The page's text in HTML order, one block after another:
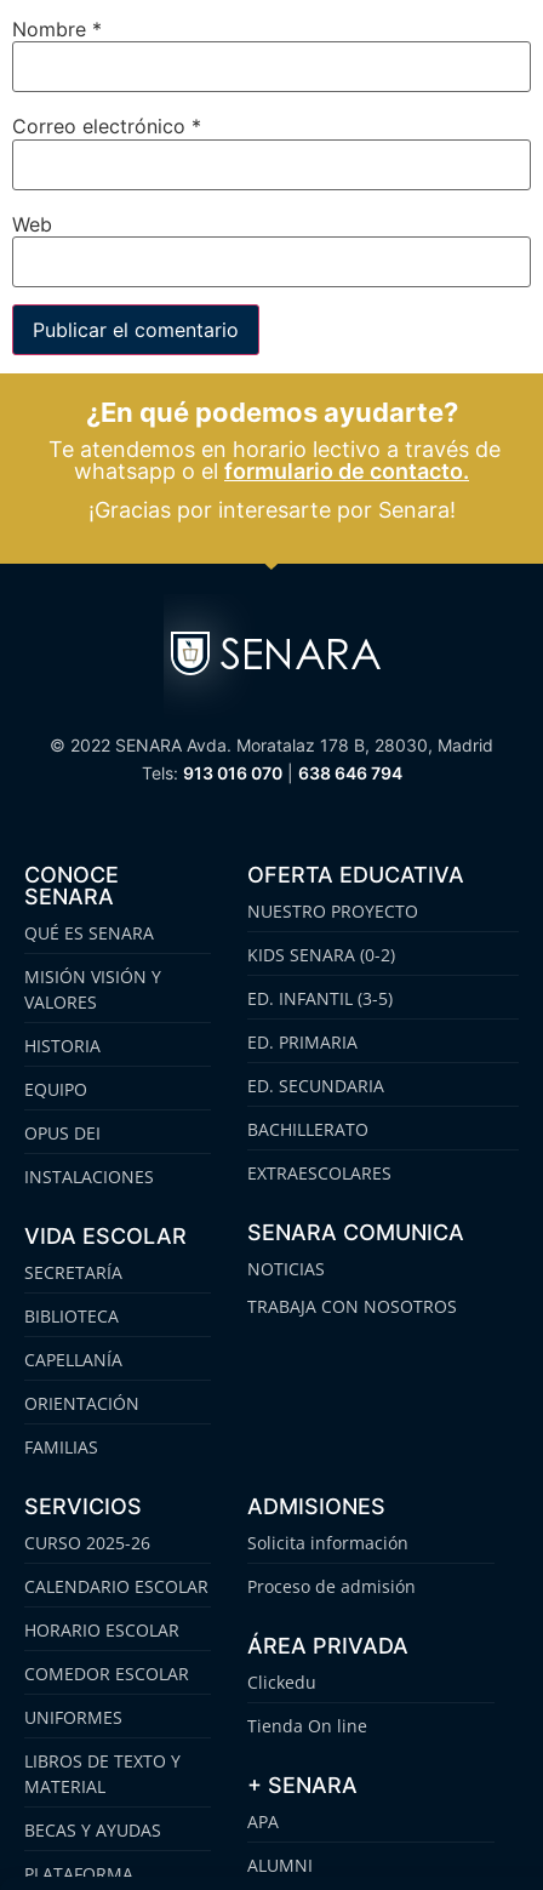
Nombre *
Correo electrónico *
Web
¿En qué podemos ayudarte?
Te atendemos en horario lectivo a través de
whatsapp o el formulario de contacto.
¡Gracias por interesarte por Senara!
© 2022 SENARA Avda. Moratalaz 178 B, 28030, Madrid
Tels: 913 016 070| 638 646 794
CONOCE
SENARA
QUÉ ES SENARA
MISIÓN VISIÓN Y
VALORES
HISTORIA
EQUIPO
OPUS DEI
INSTALACIONES
VIDA ESCOLAR
SECRETARÍA
BIBLIOTECA
CAPELLANÍA
ORIENTACIÓN
FAMILIAS
OFERTA EDUCATIVA
NUESTRO PROYECTO
KIDS SENARA (0-2)
ED. INFANTIL (3-5)
ED. PRIMARIA
ED. SECUNDARIA
BACHILLERATO
EXTRAESCOLARES
SENARA COMUNICA
NOTICIAS
TRABAJA CON NOSOTROS
SERVICIOS
CURSO 2025-26
CALENDARIO ESCOLAR
HORARIO ESCOLAR
COMEDOR ESCOLAR
UNIFORMES
LIBROS DE TEXTO Y
MATERIAL
BECAS Y AYUDAS
PLATAFORMA
ADMISIONES
Solicita información
Proceso de admisión
ÁREA PRIVADA
Clickedu
Tienda On line
+ SENARA
APA
ALUMNI